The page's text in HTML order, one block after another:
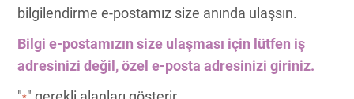
bilgilendirme e-postamız size anında ulaşsın.
Bilgi e-postamızın size ulaşması için lütfen iş
adresinizi değil, özel e-posta adresinizi giriniz.